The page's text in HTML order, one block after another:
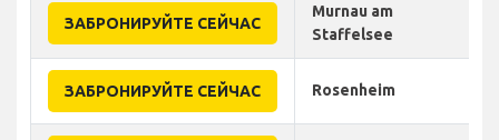
ЗАБРОНИРУЙТЕ СЕЙЧАС
Murnau am
Staffelsee
ЗАБРОНИРУЙТЕ СЕЙЧАС Rosenheim